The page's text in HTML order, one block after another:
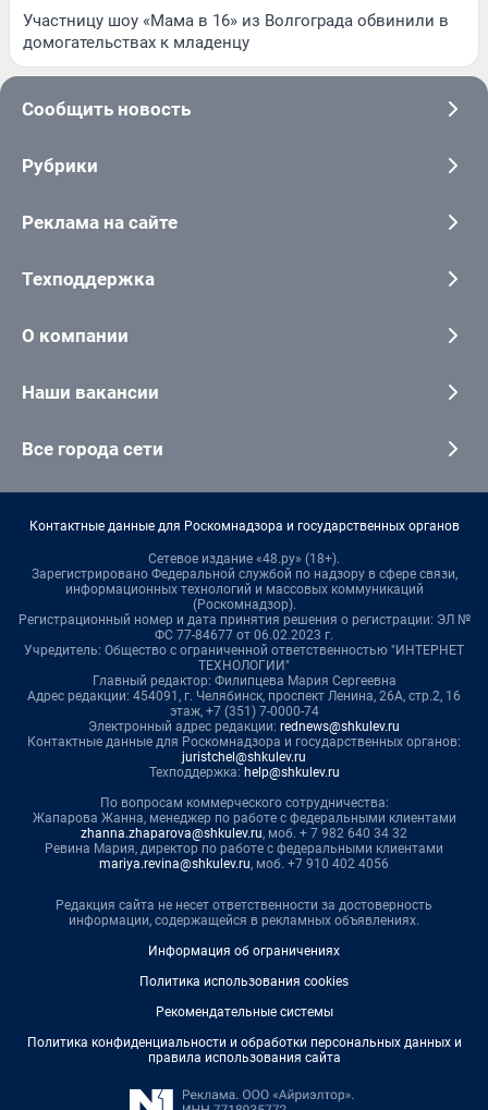
Участницу шоу «Мама в 16» из Волгограда обвинили в
домогательствах к младенцу
Сообщить новость
Рубрики
Реклама на сайте
Техподдержка
О компании
Наши вакансии
Все города сети
Контактные данные для Роскомнадзора и государственных органов
Сетевое издание «48.ру» (18+).
Зарегистрировано Федеральной службой по надзору в сфере связи,
информационных технологий и массовых коммуникаций
(Роскомнадзор).
Регистрационный номер и дата принятия решения о регистрации: ЭЛ №
ФС 77-84677 от 06.02.2023 г.
Учредитель: Общество с ограниченной ответственностью "ИНТЕРНЕТ
ТЕХНОЛОГИИ"
Главный редактор: Филипцева Мария Сергеевна
Адрес редакции: 454091, г. Челябинск, проспект Ленина, 26А, стр.2, 16
этаж, +7 (351) 7-0000-74
Электронный адрес редакции: rednews@shkulev.ru
Контактные данные для Роскомнадзора и государственных органов:
juristchel@shkulev.ru
Техподдержка: help@shkulev.ru
По вопросам коммерческого сотрудничества:
Жапарова Жанна, менеджер по работе с федеральными клиентами
zhanna.zhaparova@shkulev.ru, моб. + 7 982 640 34 32
Ревина Мария, директор по работе с федеральными клиентами
mariya.revina@shkulev.ru, моб. +7 910 402 4056
Редакция сайта не несет ответственности за достоверность
информации, содержащейся в рекламных объявлениях.
Информация об ограничениях
Политика использования cookies
Рекомендательные системы
Политика конфиденциальности и обработки персональных данных и
правила использования сайта